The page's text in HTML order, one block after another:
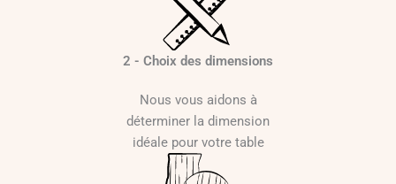
2 - Choix des dimensions
Nous vous aidons à
déterminer la dimension
idéale pour votre table